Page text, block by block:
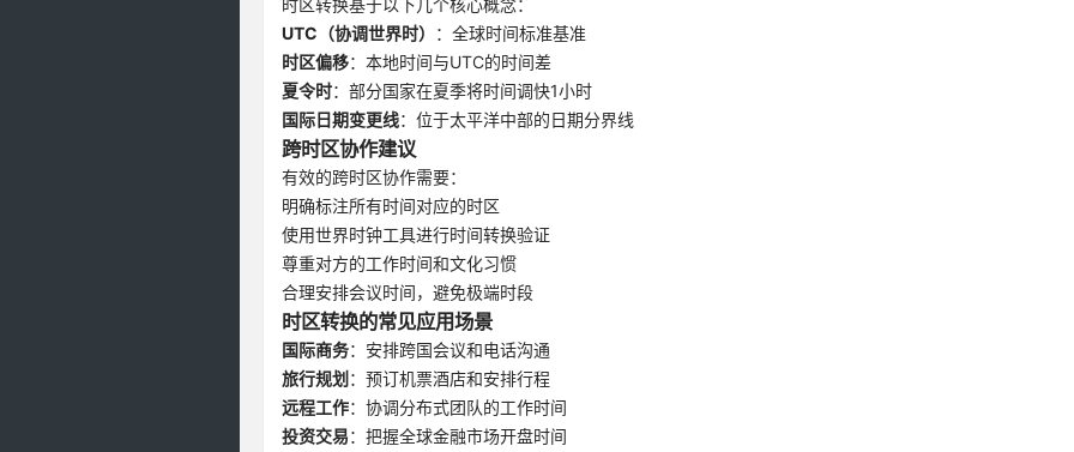
时区转换基于以下几个核心概念：
UTC（协调世界时）
：全球时间标准基准
时区偏移：本地时间与UTC的时间差
夏令时：部分国家在夏季将时间调快1小时
国际日期变更线：位于太平洋中部的日期分界线
跨时区协作建议
有效的跨时区协作需要：
明确标注所有时间对应的时区
使用世界时钟工具进行时间转换验证
尊重对方的工作时间和文化习惯
合理安排会议时间，避免极端时段
时区转换的常见应用场景
国际商务：安排跨国会议和电话沟通
旅行规划 ：预订机票酒店和安排行程
远程工作：协调分布式团队的工作时间
投资交易：把握全球金融市场开盘时间